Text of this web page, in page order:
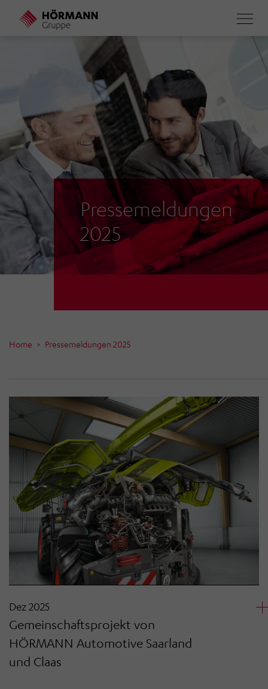
Direkt
Pressemeldungen
2025
Home Pressemeldungen 2025
Dez 2025
Gemeinschaftsprojekt von
HÖRMANN Automotive Saarland
und Claas